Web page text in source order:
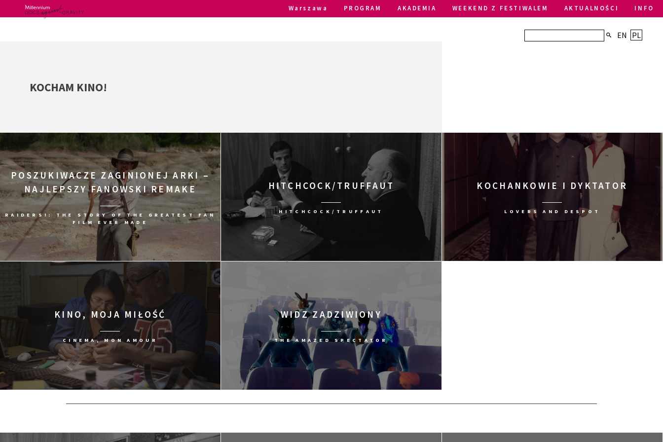
Warszawa PROGRAM AKADEMIA WEEKEND Z FESTIWALEM AKTUALNOŚCI INFO
EN PL
KOCHAM KINO!
POSZUKIWACZE ZAGINIONEJ ARKI –
NAJLEPSZY FANOWSKI REMAKE
RAIDERS!: THE STORY OF THE GREATEST FAN
FILM EVER MADE
HITCHCOCK/TRUFFAUT
HITCHCOCK/TRUFFAUT
KOCHANKOWIE I DYKTATOR
LOVERS AND DESPOT
KINO, MOJA MIŁOŚĆ
CINEMA, MON AMOUR
WIDZ ZADZIWIONY
THE AMAZED SPECTATOR